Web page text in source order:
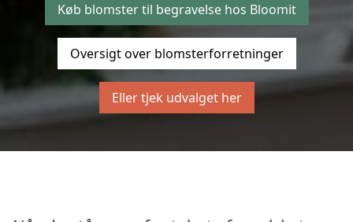
Køb blomster til begravelse hos Bloomit
Oversigt over blomsterforretninger
Eller tjek udvalget her